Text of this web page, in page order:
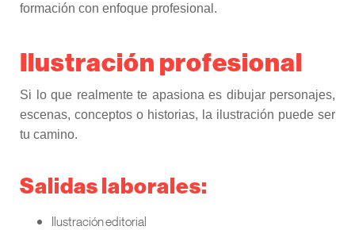
formación con enfoque profesional.
Ilustración profesional
Si lo que realmente te apasiona es dibujar personajes,
escenas, conceptos o historias, la ilustración puede ser
tu camino.
Salidas laborales:
Ilustración editorial